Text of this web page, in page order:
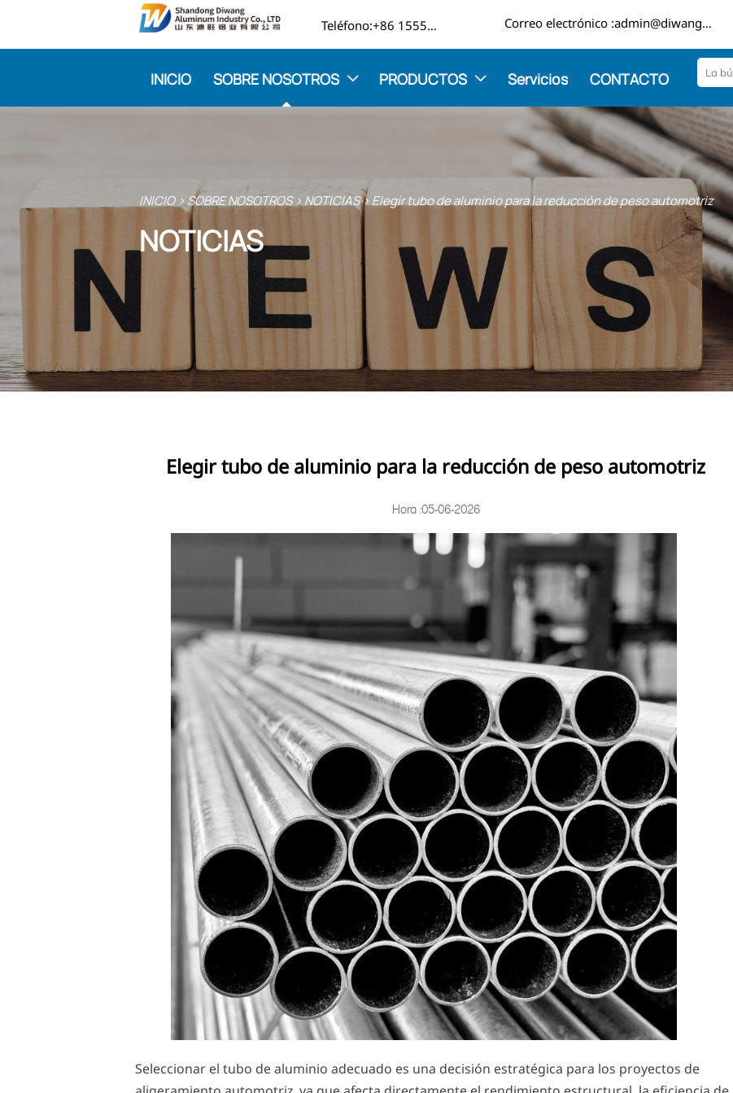
Teléfono:+86 15553271351 Correo electrónico :admin@diwangmetal.com
INICIO SOBRE NOSOTROS  PRODUCTOS  Servicios CONTACTO
INICIO>SOBRE NOSOTROS>NOTICIAS>Elegir tubo de aluminio para la reducción de peso automotriz
NOTICIAS
Elegir tubo de aluminio para la reducción de peso automotriz
Hora :05-06-2026
Seleccionar el tubo de aluminio adecuado es una decisión estratégica para los proyectos de